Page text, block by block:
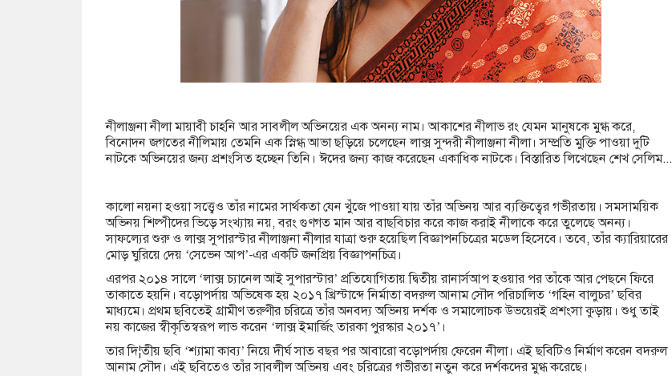
নীলাঞ্জনা নীলা মায়াবী চাহনি আর সাবলীল অভিনয়ের এক অনন্য নাম। আকাশের নীলাভ রং যেমন মানুষকে মুগ্ধ করে,
বিনোদন জগতের নীলিমায় তেমনি এক স্নিগ্ধ আভা ছড়িয়ে চলেছেন লাক্স সুন্দরী নীলাঞ্জনা নীলা। সম্প্রতি মুক্তি পাওয়া দুটি
নাটকে অভিনয়ের জন্য প্রশংসিত হচ্ছেন তিনি। ঈদের জন্য কাজ করেছেন একাধিক নাটকে। বিস্তারিত লিখেছেন শেখ সেলিম...
কালো নয়না হওয়া সত্ত্বেও তাঁর নামের সার্থকতা যেন খুঁজে পাওয়া যায় তাঁর অভিনয় আর ব্যক্তিত্বের গভীরতায়। সমসাময়িক
অভিনয় শিল্পীদের ভিড়ে সংখ্যায় নয়, বরং গুণগত মান আর বাছবিচার করে কাজ করাই নীলাকে করে তুলেছে অনন্য।
সাফল্যের শুরু ও লাক্স সুপারস্টার নীলাঞ্জনা নীলার যাত্রা শুরু হয়েছিল বিজ্ঞাপনচিত্রের মডেল হিসেবে। তবে, তাঁর ক্যারিয়ারের
মোড় ঘুরিয়ে দেয় ‘সেভেন আপ’-এর একটি জনপ্রিয় বিজ্ঞাপনচিত্র।
এরপর ২০১৪ সালে ‘লাক্স চ্যানেল আই সুপারস্টার’ প্রতিযোগিতায় দ্বিতীয় রানার্সআপ হওয়ার পর তাঁকে আর পেছনে ফিরে
তাকাতে হয়নি। বড়োপর্দায় অভিষেক হয় ২০১৭ খ্রিস্টাব্দে নির্মাতা বদরুল আনাম সৌদ পরিচালিত ‘গহিন বালুচর’ ছবির
মাধ্যমে। প্রথম ছবিতেই গ্রামীণ তরুণীর চরিত্রে তাঁর অনবদ্য অভিনয় দর্শক ও সমালোচক উভয়েরই প্রশংসা কুড়ায়। শুধু তাই
নয় কাজের স্বীকৃতিস্বরূপ লাভ করেন ‘লাক্স ইমার্জিং তারকা পুরস্কার ২০১৭’।
তার দি¦তীয় ছবি ‘শ্যামা কাব্য’ নিয়ে দীর্ঘ সাত বছর পর আবারো বড়োপর্দায় ফেরেন নীলা। এই ছবিটিও নির্মাণ করেন বদরুল
আনাম সৌদ। এই ছবিতেও তাঁর সাবলীল অভিনয় এবং চরিত্রের গভীরতা নতুন করে দর্শকদের মুগ্ধ করেছে।